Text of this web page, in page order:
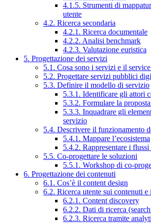
4.1.5. Strumenti di
utente
4.2. Ricerca secondaria
4.2.1. Ricerca documentale
4.2.2. Analisi benchmark
4.2.3. Valutazione euristica
5. Progettazione dei servizi
5.1. Cosa sono i servizi e il
5.2. Progettare servizi pubblici
5.3. Definire il modello di servizio
5.3.1. Identificare gli attori
5.3.2. Formulare la
5.3.3. Inquadrare gli
servizio
5.4. Descrivere il funzionamento
5.4.1. Mappare l’ecosistema
5.4.2. Rappresentare i
5.5. Co-progettare le soluzioni
5.5.1. Workshop di co-
6. Progettazione dei contenuti
6.1. Cos’è il content design
6.2. Ricerca utente sui contenuti
6.2.1. Content discovery
6.2.2. Dati di ricerca
6.2.3. Ricerca tramite